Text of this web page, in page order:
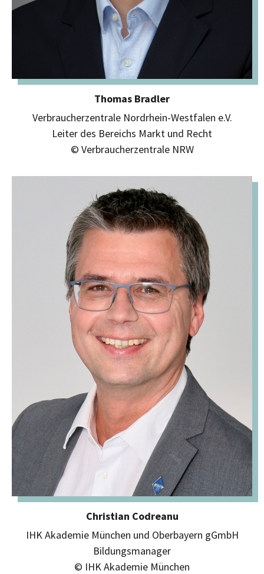
Thomas Bradler
Verbraucherzentrale Nordrhein-Westfalen e.V.
Leiter des Bereichs Markt und Recht
© Verbraucherzentrale NRW
Christian Codreanu
IHK Akademie München und Oberbayern gGmbH
Bildungsmanager
© IHK Akademie München